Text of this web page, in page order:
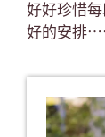
好好珍惜
好的安排